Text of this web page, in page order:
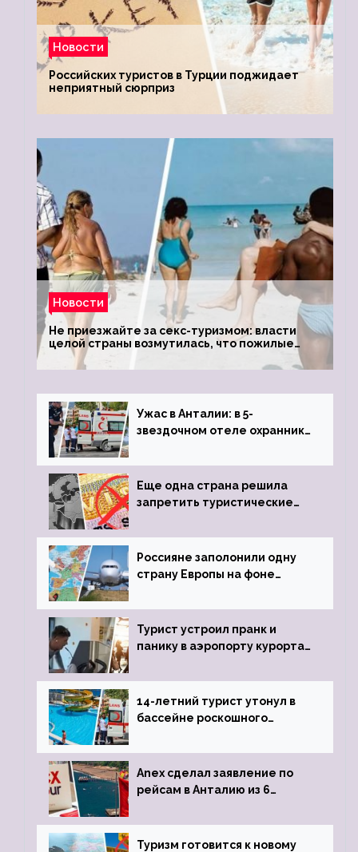
Новости
Российских туристов в Турции поджидает
неприятный сюрприз
Новости
Не приезжайте за секс-туризмом: власти
целой страны возмутилась, что пожилые
туристки массово едут к ним, чтобы
обзавестись молодыми любовниками
Ужас в Анталии: в 5-
звездочном отеле охранник
пистолета
Еще одна страна решила
запретить туристические
Россияне заполонили одну
страну Европы на фоне
виз
Турист устроил пранк и
панику в аэропорту курорта,
задержке рейса
14-летний турист утонул в
бассейне роскошного
Anex сделал заявление по
рейсам в Анталию из 6
Туризм готовится к новому